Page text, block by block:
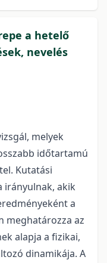
a hetelő
nevelés
melyek
időtartamú
Kutatási
irányulnak, akik
a
meghatározza az
alapja a fizikai,
dinamikája. A